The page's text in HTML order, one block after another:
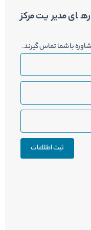
مدیریت مرکز
با شما تماس گیرند.
ثبت اطلاعات